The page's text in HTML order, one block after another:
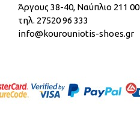
Άργους 38-40, Ναύπλιο 211 00
τηλ. 27520 96 333
info@kourouniotis-shoes.gr